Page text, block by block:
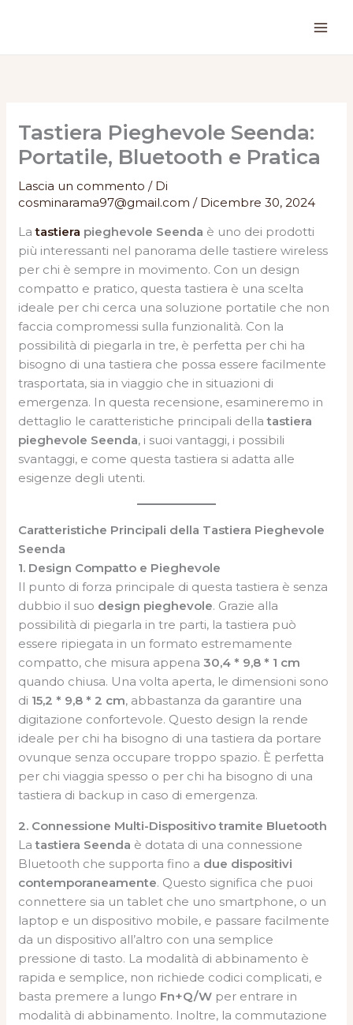
Tastiera Pieghevole Seenda:
Portatile, Bluetooth e Pratica
Lascia un commento / Di
cosminarama97@gmail.com/ Dicembre 30, 2024
Latastiera pieghevole Seenda è uno dei prodotti
più interessanti nel panorama delle tastiere wireless
per chi è sempre in movimento. Con un design
compatto e pratico, questa tastiera è una scelta
ideale per chi cerca una soluzione portatile che non
faccia compromessi sulla funzionalità. Con la
possibilità di piegarla in tre, è perfetta per chi ha
bisogno di una tastiera che possa essere facilmente
trasportata, sia in viaggio che in situazioni di
emergenza. In questa recensione, esamineremo in
dettaglio le caratteristiche principali dellatastiera
pieghevole Seenda, i suoi vantaggi, i possibili
svantaggi, e come questa tastiera si adatta alle
esigenze degli utenti.
Caratteristiche Principali della Tastiera Pieghevole
Seenda
1. Design Compatto e Pieghevole
Il punto di forza principale di questa tastiera è senza
dubbio il suo design pieghevole. Grazie alla
possibilità di piegarla in tre parti, la tastiera può
essere ripiegata in un formato estremamente
compatto, che misura appena30,4 * 9,8 * 1 cm
quando chiusa. Una volta aperta, le dimensioni sono
di 15,2 * 9,8 * 2 cm, abbastanza da garantire una
digitazione confortevole. Questo design la rende
ideale per chi ha bisogno di una tastiera da portare
ovunque senza occupare troppo spazio. È perfetta
per chi viaggia spesso o per chi ha bisogno di una
tastiera di backup in caso di emergenza.
2. Connessione Multi-Dispositivo tramite Bluetooth
Latastiera Seenda è dotata di una connessione
Bluetooth che supporta fino a due dispositivi
contemporaneamente. Questo significa che puoi
connettere sia un tablet che uno smartphone, o un
laptop e un dispositivo mobile, e passare facilmente
da un dispositivo all’altro con una semplice
pressione di tasto. La modalità di abbinamento è
rapida e semplice, non richiede codici complicati, e
basta premere a lungo Fn+Q/W per entrare in
modalità di abbinamento. Inoltre, la commutazione